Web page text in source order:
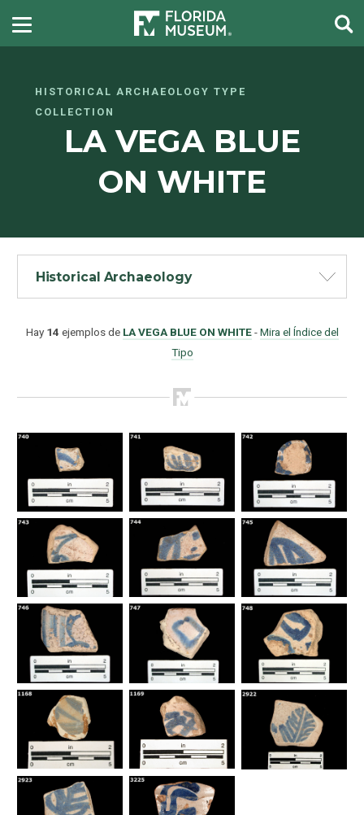
HISTORICAL ARCHAEOLOGY TYPE
COLLECTION
LA VEGA BLUE
ON WHITE
Historical Archaeology
Como Utilizar
Introducción a la Identificación Cerámica
Lista Tipológica
Navegar y Buscar
Glosario
Sobre la Colección
Bibliografía
Hay 14 ejemplos de LA VEGA BLUE ON WHITE-Mira el Índice del
Tipo